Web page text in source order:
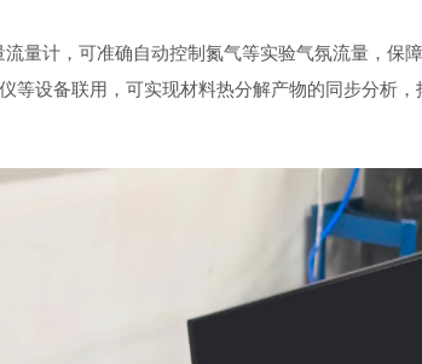
量计，可准确自动控制氮气等实验气氛流量，保
设备联用，可实现材料热分解产物的同步分析